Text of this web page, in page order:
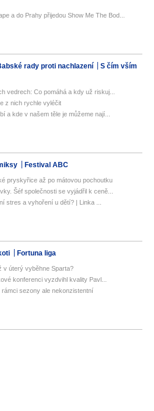
a do Prahy přijedou Show Me The Bod...
rady proti nachlazení
S čím vším
vedrech: Co pomáhá a kdy už riskuj...
z nich rychle vyléčit
a kde v našem těle je můžeme nají...
Festival ABC
pryskyřice až po mátovou pochoutku
Šéf společnosti se vyjádřil k ceně...
stres a vyhoření u dětí? | Linka ...
Fortuna liga
v úterý vyběhne Sparta?
konferenci vyzdvihl kvality Pavl...
sezony ale nekonzistentní